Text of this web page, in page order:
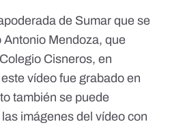
de Sumar que se
Mendoza, que
Cisneros, en
vídeo fue grabado en
también se puede
imágenes del vídeo con